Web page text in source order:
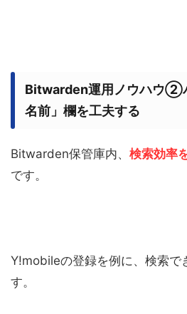
Bitwarden運用ノウハウ②
名前」欄を工夫する
Bitwarden保管庫内、 検索効率
です。
Y!mobileの登録を例に、検索で
す。